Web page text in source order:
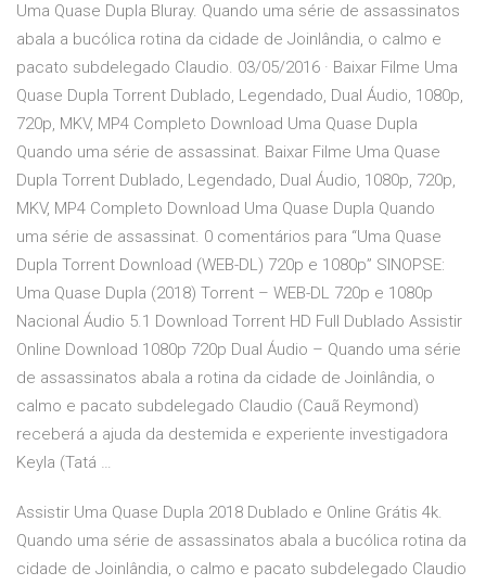
Uma Quase Dupla Bluray. Quando uma série de assassinatos
abala a bucólica rotina da cidade de Joinlândia, o calmo e
pacato subdelegado Claudio. 03/05/2016 · Baixar Filme Uma
Quase Dupla Torrent Dublado, Legendado, Dual Áudio, 1080p,
720p, MKV, MP4 Completo Download Uma Quase Dupla
Quando uma série de assassinat. Baixar Filme Uma Quase
Dupla Torrent Dublado, Legendado, Dual Áudio, 1080p, 720p,
MKV, MP4 Completo Download Uma Quase Dupla Quando
uma série de assassinat. 0 comentários para “Uma Quase
Dupla Torrent Download (WEB-DL) 720p e 1080p” SINOPSE:
Uma Quase Dupla (2018) Torrent – WEB-DL 720p e 1080p
Nacional Áudio 5.1 Download Torrent HD Full Dublado Assistir
Online Download 1080p 720p Dual Áudio – Quando uma série
de assassinatos abala a rotina da cidade de Joinlândia, o
calmo e pacato subdelegado Claudio (Cauã Reymond)
receberá a ajuda da destemida e experiente investigadora
Keyla (Tatá …
Assistir Uma Quase Dupla 2018 Dublado e Online Grátis 4k.
Quando uma série de assassinatos abala a bucólica rotina da
cidade de Joinlândia, o calmo e pacato subdelegado Claudio